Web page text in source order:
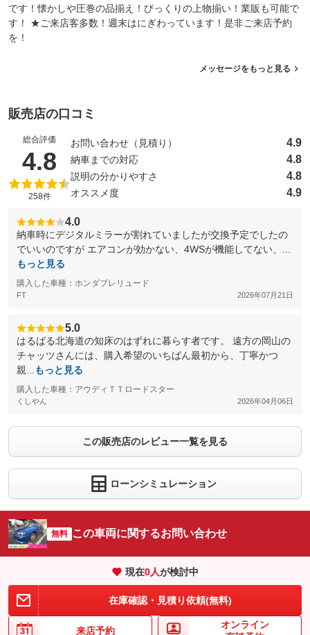
です！懐かしや圧巻の品揃え！びっくりの上物揃い！業販も可能で
す！ ★ご来店客多数！週末はにぎわっています！是非ご来店予約
を！
メッセージをもっと見る
販売店の口コミ
総合評価
4.8 （5点満点中）
258件
お問い合わせ（見積り） 4.9
納車までの対応 4.8
説明の分かりやすさ 4.8
オススメ度 4.9
4.0
納車時にデジタルミラーが割れていましたが交換予定でしたの
でいいのですが エアコンが効かない、4WSが機能してない、...
もっと見る
購入した車種：ホンダプレリュード
FT 2026年07月21日
5.0
はるばる北海道の知床のはずれに暮らす者です。 遠方の岡山の
チャッツさんには、購入希望のいちばん最初から、丁寧かつ
親...
もっと見る
購入した車種：アウディＴＴロードスター
くしやん 2026年04月06日
この販売店のレビュー一覧を見る
ローンシミュレーション
無料 この車両に関するお問い合わせ
現在0人が検討中
在庫確認・見積り依頼(無料)
来店予約
オンライン